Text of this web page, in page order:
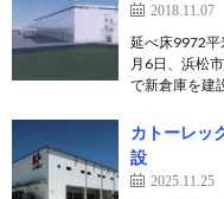
2018.11.07
延べ床9972
月6日、浜松
で新倉庫を
カトーレッ
設
2025.11.25